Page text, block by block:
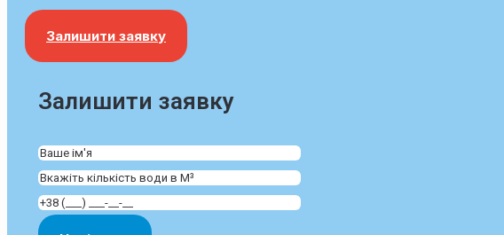
Залишити заявку
Залишити заявку